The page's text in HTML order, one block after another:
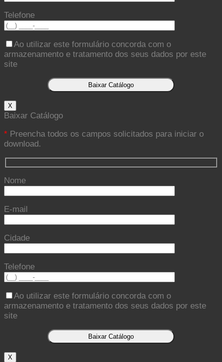
Telefone
Ao utilizar este formulário concorda com o
armazenamento e tratamento dos seus dados por este
site
X
Baixar Catálogo
* Preencha todos os campos solicitados para iniciar o
download.
Nome
E-mail
Cidade
Telefone
Ao utilizar este formulário concorda com o
armazenamento e tratamento dos seus dados por este
site
X